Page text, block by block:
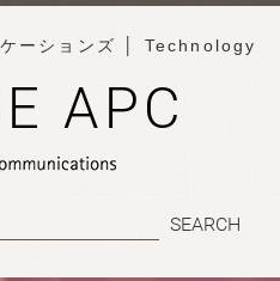
ーションズ │ Technology
APC